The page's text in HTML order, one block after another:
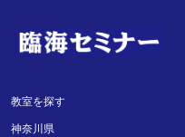
教室を探す
神奈川県